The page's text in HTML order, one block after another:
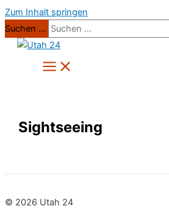
Zum Inhalt springen
Suchen …
Sightseeing
© 2026 Utah 24